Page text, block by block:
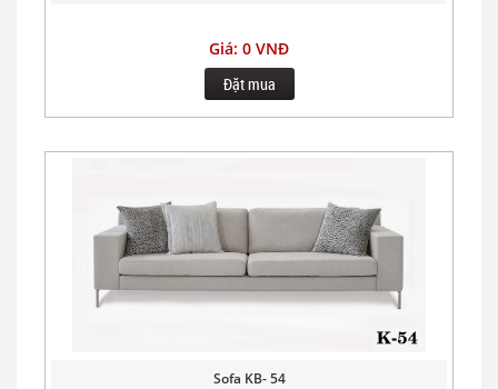
Giá: 0 VNĐ
Đặt mua
Sofa KB- 54